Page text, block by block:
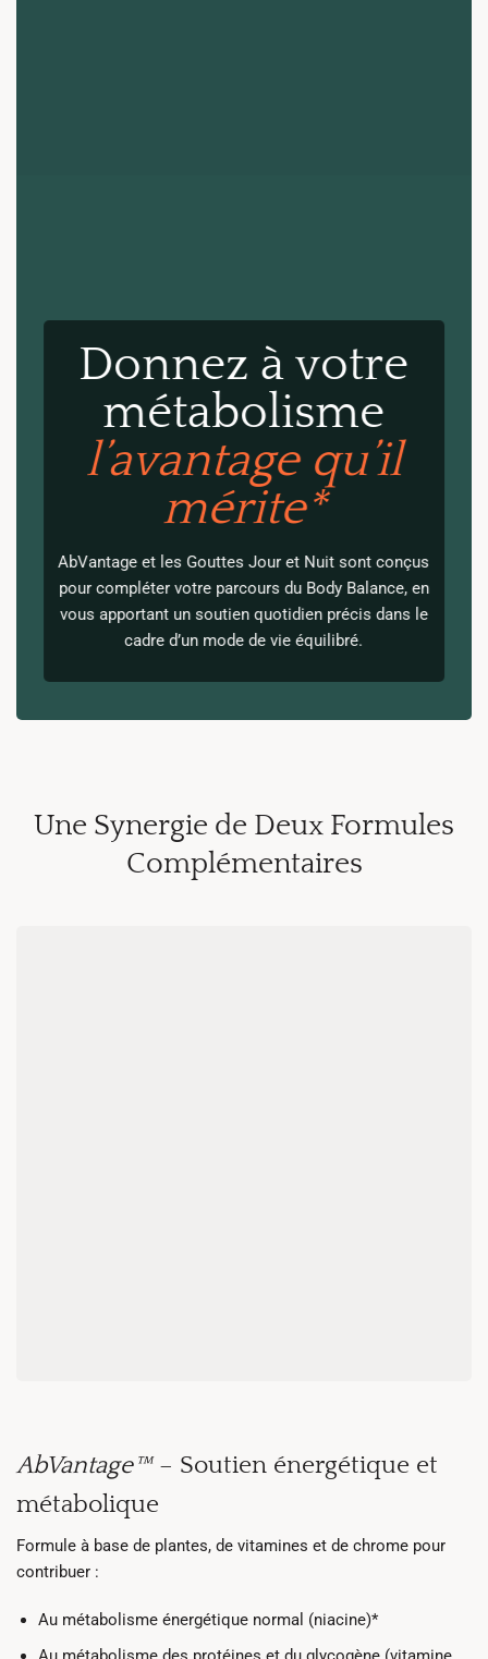
Donnez à votre
métabolisme
l’avantage qu’il
mérite*
AbVantage et les Gouttes Jour et Nuit sont conçus
pour compléter votre parcours du Body Balance, en
vous apportant un soutien quotidien précis dans le
cadre d’un mode de vie équilibré.
Une Synergie de Deux Formules
Complémentaires
AbVantage™– Soutien énergétique et
métabolique
Formule à base de plantes, de vitamines et de chrome pour
contribuer :
Au métabolisme énergétique normal (niacine)*